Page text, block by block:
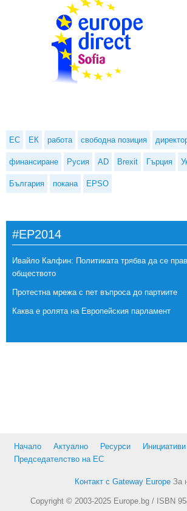
ЕС ЕК работа свободна позиция
финансиране Русия AD Brexit Гърция
България покана EPSO
#EP2014
Ивайло Калфин: Политиката трябва да се
обществото
Протестна мрежа с пет въпроса до партиите
Каква е ролята на Европейския парламент
Начало Актуално Ресурси
Инициативи
Председателство на ЕС
Контакт с Gateway Europe За
Copyright © 2003-2025 Europe.bg / ISBN